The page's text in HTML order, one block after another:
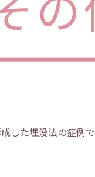
した埋没法の症例で